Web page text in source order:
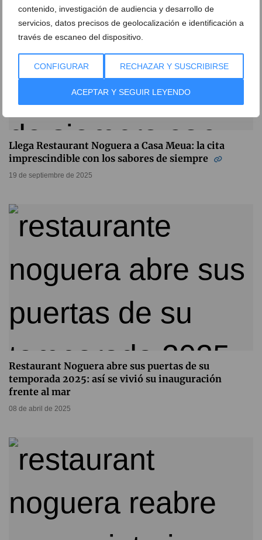
contenido, investigación de audiencia y desarrollo de
servicios, datos precisos de geolocalización e identificación a
través de escaneo del dispositivo.
CONFIGURAR RECHAZAR Y SUSCRIBIRSE
ACEPTAR Y SEGUIR LEYENDO
Llega Restaurant Noguera a Casa Meua: la cita
imprescindible con los sabores de siempre
19 de septiembre de 2025
Restaurant Noguera abre sus puertas de su
temporada 2025: así se vivió su inauguración
frente al mar
08 de abril de 2025